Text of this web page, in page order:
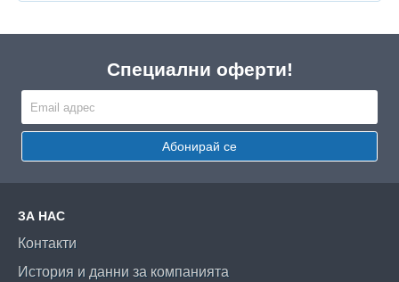
Специални оферти!
Абонирай се
ЗА НАС
Контакти
История и данни за компанията